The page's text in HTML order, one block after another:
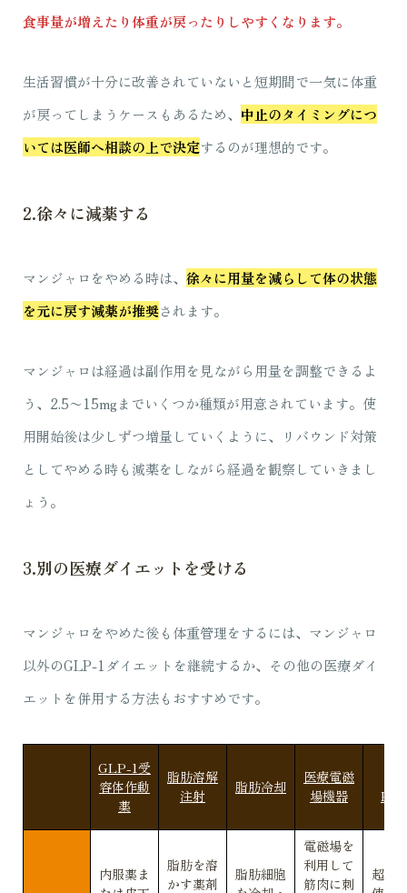
食事量が増えたり体重が戻ったりしやすくなります。
生活習慣が十分に改善されていないと短期間で一気に体重
が戻ってしまうケースもあるため、 中止のタイミングにつ
いては医師へ相談の上で決定するのが理想的です。
2.徐々に減薬する
マンジャロをやめる時は、 徐々に用量を減らして体の状態
を元に戻す減薬が推奨されます。
マンジャロは経過は副作用を見ながら用量を調整できるよ
う、2.5〜15mgまでいくつか種類が用意されています。使
用開始後は少しずつ増量していくように、リバウンド対策
としてやめる時も減薬をしながら経過を観察していきまし
ょう。
3.別の医療ダイエットを受ける
マンジャロをやめた後も体重管理をするには、マンジャロ
以外のGLP-1ダイエットを継続するか、その他の医療ダイ
エットを併用する方法もおすすめです。
GLP-1受
容体作動
薬
脂肪溶解
注射
脂肪冷却
医療電磁
場機器
内服薬ま
脂肪を溶
かす薬剤
脂肪細胞
電磁場を
利用して
筋肉に刺
超音